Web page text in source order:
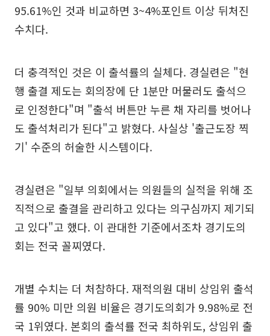
95.61%인 것과 비교하면 3~4%포인트 이상 뒤처진
수치다.
더 충격적인 것은 이 출석률의 실체다. 경실련은 "현
행 출결 제도는 회의장에 단 1분만 머물러도 출석으
로 인정한다"며 "출석 버튼만 누른 채 자리를 벗어나
도 출석처리가 된다"고 밝혔다. 사실상 '출근도장 찍
기' 수준의 허술한 시스템이다.
경실련은 "일부 의회에서는 의원들의 실적을 위해 조
직적으로 출결을 관리하고 있다는 의구심까지 제기되
고 있다"고 했다. 이 관대한 기준에서조차 경기도의
회는 전국 꼴찌였다.
개별 수치는 더 처참하다. 재적의원 대비 상임위 출석
률 90% 미만 의원 비율은 경기도의회가 9.98%로 전
국 1위였다. 본회의 출석률 전국 최하위도, 상임위 출